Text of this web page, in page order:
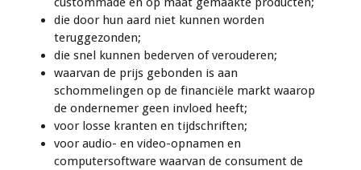
die door hun aard niet kunnen worden
teruggezonden;
die snel kunnen bederven of verouderen;
waarvan de prijs gebonden is aan
schommelingen op de financiële markt waarop
de ondernemer geen invloed heeft;
voor losse kranten en tijdschriften;
voor audio- en video-opnamen en
computersoftware waarvan de consument de